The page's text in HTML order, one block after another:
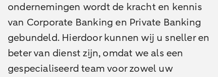
ondernemingen wordt de kracht en kennis
van Corporate Banking en Private Banking
gebundeld. Hierdoor kunnen wij u sneller en
beter van dienst zijn, omdat we als een
gespecialiseerd team voor zowel uw